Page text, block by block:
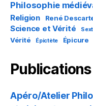
Philosophie
Religion René
Science et Vérité
Vérité
Épictète Épicure
Apéro/Atelier